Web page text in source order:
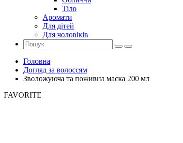
Тіло
Аромати
Для дітей
Для чоловіків
Головна
Догляд за волоссям
Зволожуюча та поживна маска 200 мл
FAVORITE